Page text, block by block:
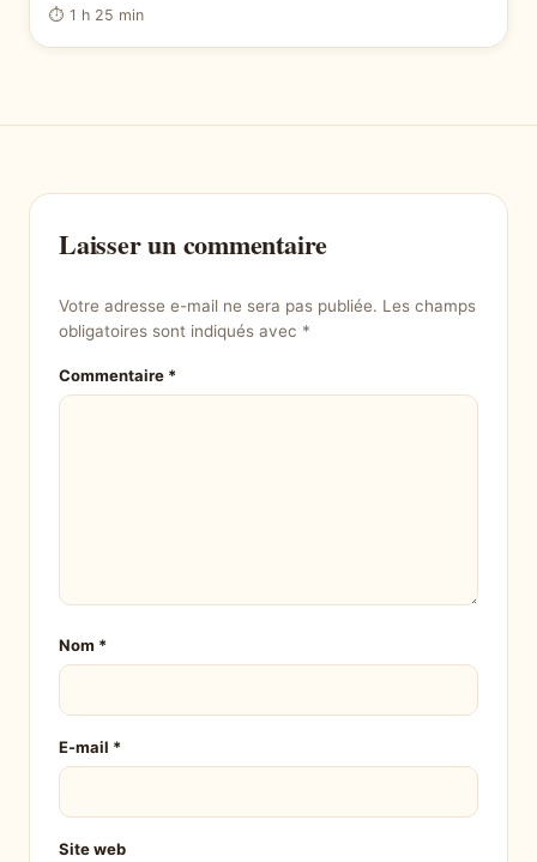
⏱ 1 h 25 min
Laisser un commentaire
Votre adresse e-mail ne sera pas publiée. Les champs
obligatoires sont indiqués avec *
Commentaire *
Nom *
E-mail *
Site web